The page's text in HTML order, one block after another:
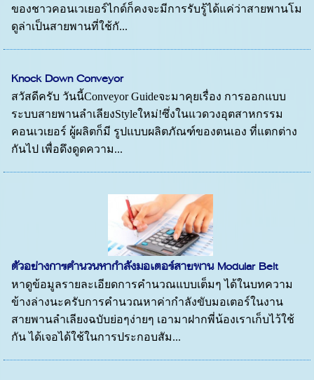
ของชาวคอนเวเยอร์ไกด์ก็คงจะมีการรับรู้ได้แค่ว่าสายพานโม
ดูล่าเป็นสายพานที่ใช้กั...
Knock Down Conveyor
สวัสดีครับ วันนี้Conveyor Guideจะมาคุยเรื่อง การออกแบบ
ระบบสายพานลำเลียงStyleใหม่!ซึ่งในแวดวงอุตสาหกรรม
คอนเวเยอร์ ผู้ผลิตก็มี รูปแบบผลิตภัณฑ์ของตนเอง ที่แตกต่าง
กันไป เพื่อดึงดูดความ...
ตัวอย่างการคำนวนหากำลังมอเตอร์สายพาน Modular Belt
หาดูข้อมูลรายละเอียดการคำนวณแบบเต็มๆ ได้ในบทความ
ข้างล่างนะครับการคำนวณหาค่ากำลังขับมอเตอร์ในงาน
สายพานลำเลียงฉบับย่อๆง่ายๆ เอามาฝากพี่น้องเราเก็บไว้ใช้
กัน ได้เจอได้ใช้ในการประกอบสัม...